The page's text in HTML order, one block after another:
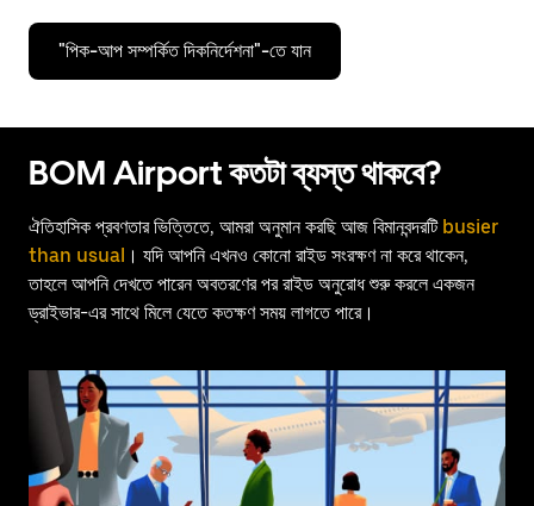
"পিক-আপ সম্পর্কিত দিকনির্দেশনা"-তে যান
BOM Airport কতটা ব্যস্ত থাকবে?
ঐতিহাসিক প্রবণতার ভিত্তিতে, আমরা অনুমান করছি আজ বিমানবন্দরটি busier
than usual । যদি আপনি এখনও কোনো রাইড সংরক্ষণ না করে থাকেন,
তাহলে আপনি দেখতে পারেন অবতরণের পর রাইড অনুরোধ শুরু করলে একজন
ড্রাইভার-এর সাথে মিলে যেতে কতক্ষণ সময় লাগতে পারে।